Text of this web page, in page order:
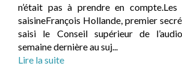
n’était pas à prendre en
saisineFrançois Hollande, premier
saisi le Conseil supérieur de
semaine dernière au suj...
Lire la suite